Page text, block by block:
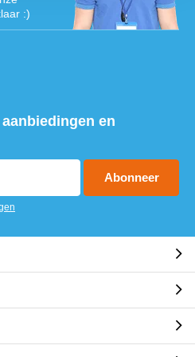
:)
en
Abonneer